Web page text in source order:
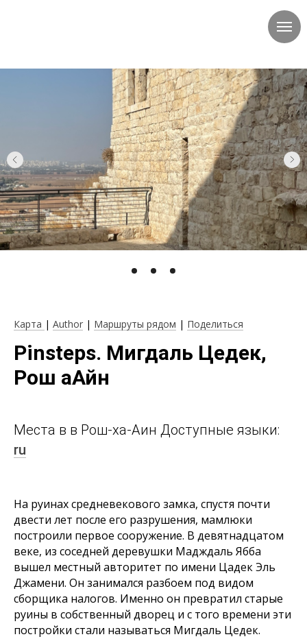
Карта | Author | Маршруты рядом | Поделиться
Pinsteps. Мигдаль Цедек,
Рош аАйн
Места в в Рош-ха-Аин Доступные языки:
ru
На руинах средневекового замка, спустя почти
двести лет после его разрушения, мамлюки
построили первое сооружение. В девятнадцатом
веке, из соседней деревушки Мадждаль Ябба
вышел местный авторитет по имени Цадек Эль
Джамени. Он занимался разбоем под видом
сборщика налогов. Именно он превратил старые
руины в собственный дворец и с того времени эти
постройки стали называться Мигдаль Цедек.